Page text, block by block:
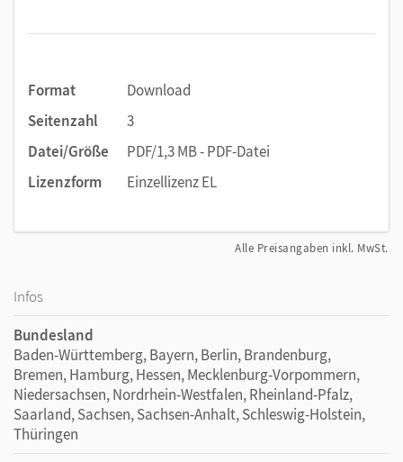
Format
Download
Seitenzahl
3
Datei/Größe
PDF/1,3 MB - PDF-Datei
Lizenzform
Einzellizenz EL
Alle Preisangaben inkl. MwSt.
Infos
Bundesland
Baden-Württemberg, Bayern, Berlin, Brandenburg,
Bremen, Hamburg, Hessen, Mecklenburg-Vorpommern,
Niedersachsen, Nordrhein-Westfalen, Rheinland-Pfalz,
Saarland, Sachsen, Sachsen-Anhalt, Schleswig-Holstein,
Thüringen